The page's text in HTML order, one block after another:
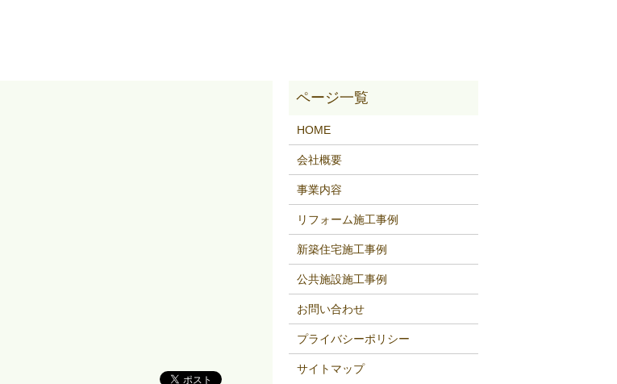
HOME
会社概要
事業内容
リフォーム施工事例
新築住宅施工事例
公共施設施工事例
お問い合わせ
プライバシーポリシー
サイトマップ